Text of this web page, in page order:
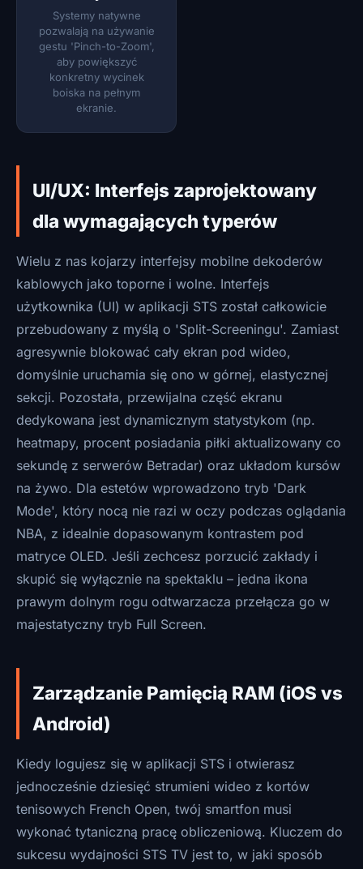
Systemy natywne
pozwalają na używanie
gestu 'Pinch-to-Zoom',
aby powiększyć
konkretny wycinek
boiska na pełnym
ekranie.
UI/UX: Interfejs zaprojektowany
dla wymagających typerów
Wielu z nas kojarzy interfejsy mobilne dekoderów
kablowych jako toporne i wolne. Interfejs
użytkownika (UI) w aplikacji STS został całkowicie
przebudowany z myślą o 'Split-Screeningu'. Zamiast
agresywnie blokować cały ekran pod wideo,
domyślnie uruchamia się ono w górnej, elastycznej
sekcji. Pozostała, przewijalna część ekranu
dedykowana jest dynamicznym statystykom (np.
heatmapy, procent posiadania piłki aktualizowany co
sekundę z serwerów Betradar) oraz układom kursów
na żywo. Dla estetów wprowadzono tryb 'Dark
Mode', który nocą nie razi w oczy podczas oglądania
NBA, z idealnie dopasowanym kontrastem pod
matryce OLED. Jeśli zechcesz porzucić zakłady i
skupić się wyłącznie na spektaklu – jedna ikona
prawym dolnym rogu odtwarzacza przełącza go w
majestatyczny tryb Full Screen.
Zarządzanie Pamięcią RAM (iOS vs
Android)
Kiedy logujesz się w aplikacji STS i otwierasz
jednocześnie dziesięć strumieni wideo z kortów
tenisowych French Open, twój smartfon musi
wykonać tytaniczną pracę obliczeniową. Kluczem do
sukcesu wydajności STS TV jest to, w jaki sposób